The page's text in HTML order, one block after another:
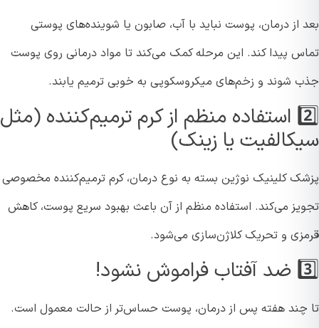
از درمان، پوست نباید با آب، صابون یا شوینده‌های پوستی
پیدا کند. این مرحله کمک می‌کند تا مواد درمانی روی پوست
شوند و زخم‌های میکروسکوپی به خوبی ترمیم یابند.
2️⃣ استفاده منظم از کرم ترمیم‌کننده (مثل
یا زینک)
کلینیک نوژین بسته به نوع درمان، کرم ترمیم‌کننده مخصوصی
می‌کند. استفاده منظم از آن باعث بهبود سریع پوست، کاهش
و تحریک کلاژن‌سازی می‌شود.
هفته پس از درمان، پوست حساس‌تر از حالت معمول است.